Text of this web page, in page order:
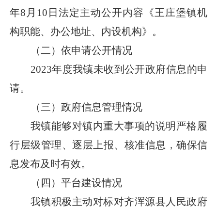
年8月10日法定主动公开内容《王庄堡镇机
构职能、办公地址、内设机构》。
（二）依申请公开情况
2023年度我镇未收到公开政府信息的申
请。
（三）政府信息管理情况
我镇能够对镇内重大事项的说明严格履
行层级管理、逐层上报、核准信息，确保信
息发布及时有效。
（四）平台建设情况
我镇积极主动对标对齐浑源县人民政府